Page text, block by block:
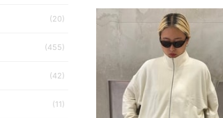
(20)
(455)
(42)
(11)